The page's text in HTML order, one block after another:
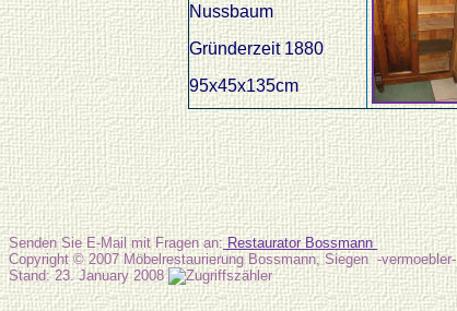
Nussbaum
Gründerzeit 1880
95x45x135cm
Senden Sie E-Mail mit Fragen an:Restaurator Bossmann
Copyright © 2007 Möbelrestaurierung Bossmann, Siegen -vermoebler-
Stand: 23. January 2008